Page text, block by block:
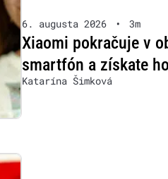
6. augusta 2026 • 3m
Xiaomi pokračuje v
smartfón a získate
Katarína Šimková